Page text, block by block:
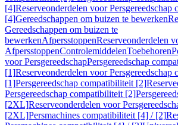
[4]Reserveonderdelen voor Persgereedschap
[4]Gereedschappen om buizen te bewerken
Gereedschappen om buizen te
bewerkenAfpersstoppenReserveonderdelen
AfpersstoppenControlemiddelenToebehoren
voor PersgereedschapPersgereedschap
[1]Reserveonderdelen voor Persgereedschap
[1]Persgereedschap compatibiliteit [2]
Persgereedschap compatibiliteit [2]
[2XL]Reserveonderdelen voor
[2XL]Persmachines compatibiliteit [4] / [2]